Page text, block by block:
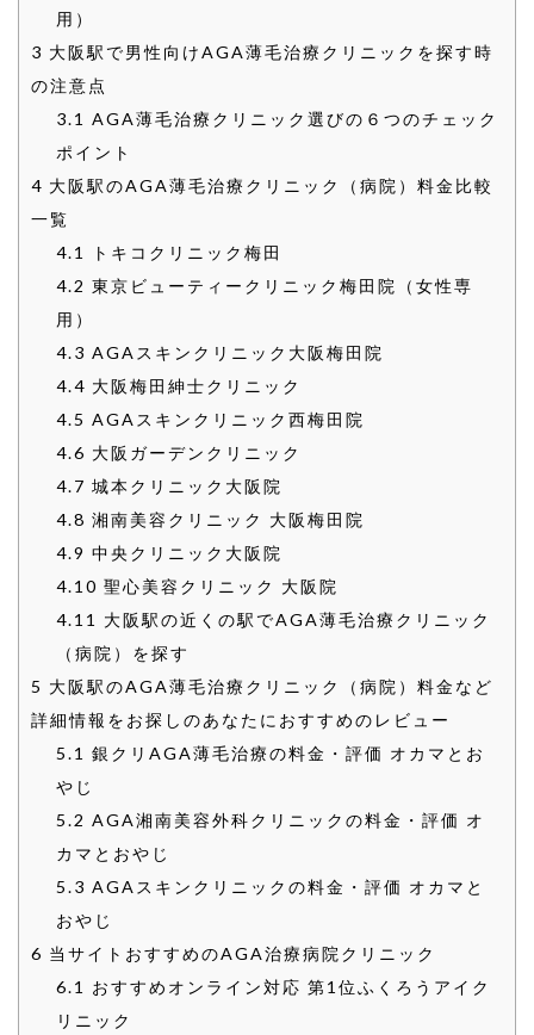
用）
3 大阪駅で男性向けAGA薄毛治療クリニックを探す時
の注意点
3.1 AGA薄毛治療クリニック選びの６つのチェック
ポイント
4 大阪駅のAGA薄毛治療クリニック（病院）料金比較
一覧
4.1
トキコクリニック梅田
4.2 東京ビューティークリニック梅田院（女性専
用）
4.3 AGAスキンクリニック大阪梅田院
4.4 大阪梅田紳士クリニック
4.5 AGAスキンクリニック西梅田院
4.6 大阪ガーデンクリニック
4.7 城本クリニック大阪院
4.8 湘南美容クリニック 大阪梅田院
4.9 中央クリニック大阪院
4.10 聖心美容クリニック 大阪院
4.11
大阪駅の近くの駅でAGA薄毛治療クリニック
（病院）を探す
5 大阪駅のAGA薄毛治療クリニック（病院）料金など
詳細情報をお探しのあなたにおすすめのレビュー
5.1 銀クリAGA薄毛治療の料金・評価 オカマとお
やじ
5.2 AGA湘南美容外科クリニックの料金・評価 オ
カマとおやじ
5.3 AGAスキンクリニックの料金・評価 オカマと
おやじ
6 当サイトおすすめのAGA治療病院クリニック
6.1
おすすめオンライン対応 第1位ふくろうアイク
リニック